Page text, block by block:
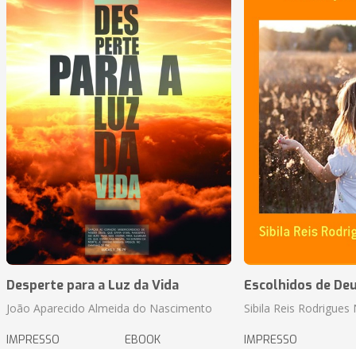
Desperte para a Luz da Vida
João Aparecido Almeida do Nascimento
IMPRESSO EBOOK
Escolhidos de
Sibila Reis
IMPRESSO